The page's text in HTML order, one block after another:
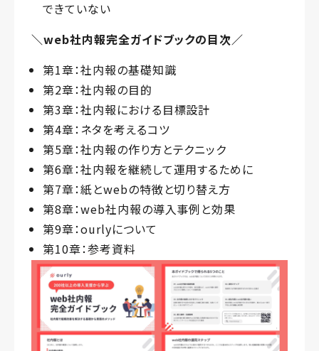
できていない
＼web社内報完全ガイドブックの目次／
第1章：社内報の基礎知識
第2章：社内報の目的
第3章：社内報における目標設計
第4章：ネタを考えるコツ
第5章：社内報の作り方とテクニック
第6章：社内報を継続して運用するために
第7章：紙とwebの特徴と切り替え方
第8章：web社内報の導入事例と効果
第9章：ourlyについて
第10章：参考資料